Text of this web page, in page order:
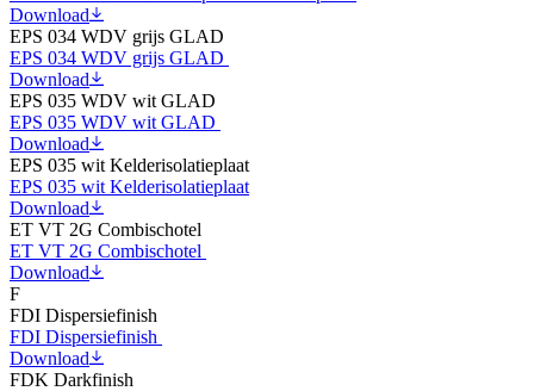
Download
EPS 034 WDV grijs GLAD
EPS 034 WDV grijs GLAD
Download
EPS 035 WDV wit GLAD
EPS 035 WDV wit GLAD
Download
EPS 035 wit Kelderisolatieplaat
EPS 035 wit Kelderisolatieplaat
Download
ET VT 2G Combischotel
ET VT 2G Combischotel
Download
F
FDI Dispersiefinish
FDI Dispersiefinish
Download
FDK Darkfinish